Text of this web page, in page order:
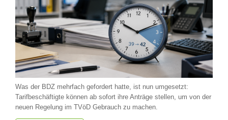
Was der BDZ mehrfach gefordert hatte, ist nun umgesetzt:
Tarifbeschäftigte können ab sofort ihre Anträge stellen, um von der
neuen Regelung im TVöD Gebrauch zu machen.